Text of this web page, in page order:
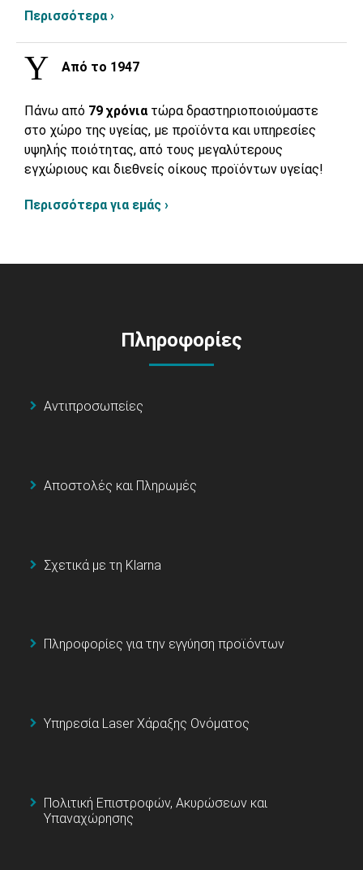
Περισσότερα ›
Από το 1947
Πάνω από 79 χρόνια τώρα δραστηριοποιούμαστε
στο χώρο της υγείας, με προϊόντα και υπηρεσίες
υψηλής ποιότητας, από τους μεγαλύτερους
εγχώριους και διεθνείς οίκους προϊόντων υγείας!
Περισσότερα για εμάς ›
Πληροφορίες
Αντιπροσωπείες
Αποστολές και Πληρωμές
Σχετικά με τη Klarna
Πληροφορίες για την εγγύηση προϊόντων
Υπηρεσία Laser Χάραξης Ονόματος
Πολιτική Επιστροφών, Ακυρώσεων και
Υπαναχώρησης